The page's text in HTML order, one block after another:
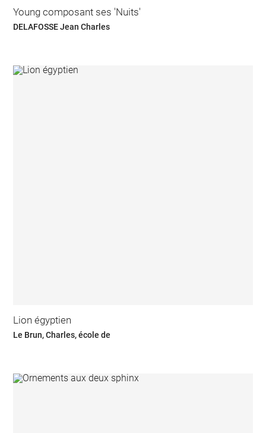
Young composant ses 'Nuits'
DELAFOSSE Jean Charles
Lion égyptien
Le Brun, Charles, école de